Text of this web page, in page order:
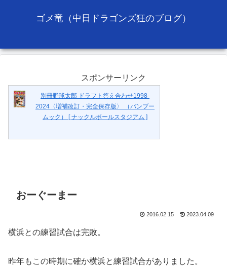
ゴメ竜（中日ドラゴンズ狂のブログ）
スポンサーリンク
別冊野球太郎 ドラフト答え合わせ1998-
2024〈増補改訂・完全保存版〉 （バンブー
ムック） [ ナックルボールスタジアム ]
おーぐーまー
2016.02.15 2023.04.09
横浜との練習試合は完敗。
昨年もこの時期に確か横浜と練習試合がありました。